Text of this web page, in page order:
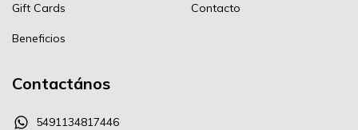
Gift Cards
Beneficios
Contacto
Contactános
5491134817446